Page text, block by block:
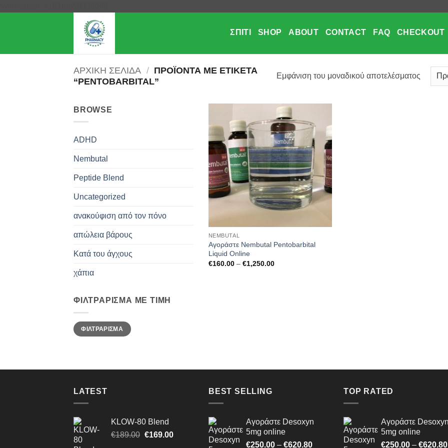
ΣΠΊΤΙ SHOP ABOUT CONTACT FAQ CHECKOUT
ΑΡΧΙΚΉ ΣΕΛΊΔΑ / ΠΡΟΪΌΝΤΑ ΜΕ ΕΤΙΚΈΤΑ
“PENTOBARBITAL”
Εμφάνιση του μοναδικού αποτελέσματος
BROWSE
ADHD
Nembutal
Peptide Blend
Uncategorized
ανακούφιση από τον πόνο
απώλεια βάρους
Κατά του άγχους
χάπια
ΦΙΛΤΡΆΡΙΣΜΑ ΜΕ ΤΙΜΉ
Ελάχιστη
τιμή
Μέγιστη
τιμήΦΙΛΤΡΆΡΙΣΜΑ
wishlist
NEMBUTAL
Αγοράστε Nembutal Pentobarbital
Liquid Online
€160.00 – €1,250.00Price
LATEST
KLOW-80 Blend
€189.00 Original
€169.00Η
BEST SELLING
Αγοράστε Desoxyn
5mg online
€250.00 – €620.80Price
TOP RATED
Αγοράστε Desoxyn
5mg online
€250.00 – €620.80